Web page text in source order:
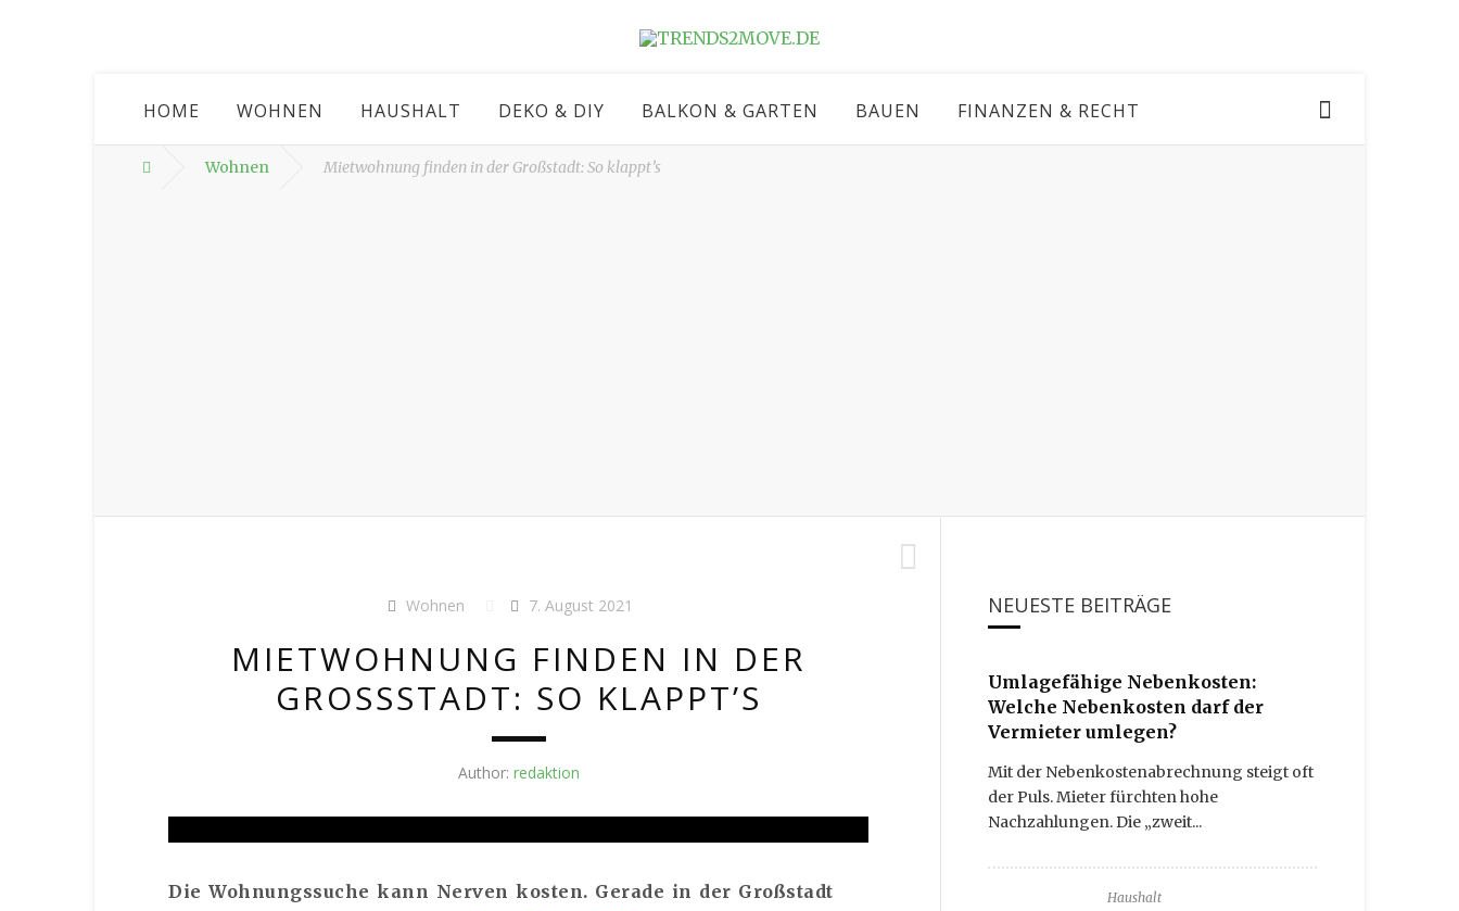
HOME WOHNEN HAUSHALT DEKO & DIY BALKON & GARTEN BAUEN FINANZEN & RECHT
Wohnen Mietwohnung finden in der Großstadt: So klappt’s
Wohnen 7. August 2021
MIETWOHNUNG FINDEN IN DER
GROSSSTADT: SO KLAPPT’S
Author: redaktion
Die Wohnungssuche kann Nerven kosten. Gerade in der Großstadt
NEUESTE BEITRÄGE
Umlagefähige Nebenkosten:
Welche Nebenkosten darf der
Vermieter umlegen?
Mit der Nebenkostenabrechnung steigt oft
der Puls. Mieter fürchten hohe
Nachzahlungen. Die „zweit...
Haushalt